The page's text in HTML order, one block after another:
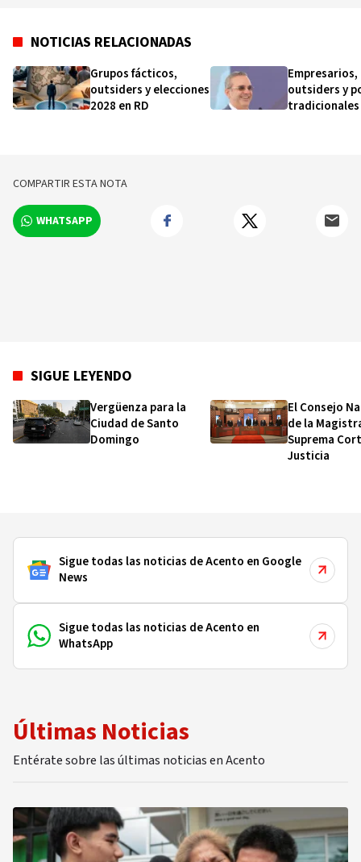
NOTICIAS RELACIONADAS
Grupos fácticos,
outsiders y elecciones
2028 en RD
Empresarios,
outsiders y
tradicionales
COMPARTIR ESTA NOTA
WHATSAPP
SIGUE LEYENDO
Vergüenza para la
Ciudad de Santo
Domingo
El Consejo
de la
Suprema
Justicia
Sigue todas las noticias de Acento en Google
News
Sigue todas las noticias de Acento en
WhatsApp